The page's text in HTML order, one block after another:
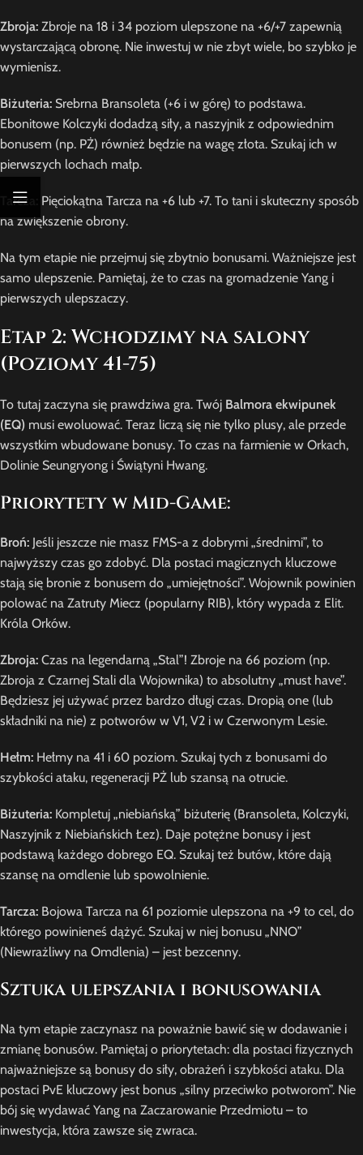
Zbroja: Zbroje na 18 i 34 poziom ulepszone na +6/+7 zapewnią
wystarczającą obronę. Nie inwestuj w nie zbyt wiele, bo szybko je
wymienisz.
Biżuteria: Srebrna Bransoleta (+6 i w górę) to podstawa.
Ebonitowe Kolczyki dodadzą siły, a naszyjnik z odpowiednim
bonusem (np. PŻ) również będzie na wagę złota. Szukaj ich w
pierwszych lochach małp.
Tarcza:
Pięciokątna Tarcza na +6 lub +7. To tani i skuteczny sposób
na zwiększenie obrony.
Na tym etapie nie przejmuj się zbytnio bonusami. Ważniejsze jest
samo ulepszenie. Pamiętaj, że to czas na gromadzenie Yang i
pierwszych ulepszaczy.
Etap 2: Wchodzimy na salony
(Poziomy 41-75)
To tutaj zaczyna się prawdziwa gra. Twój Balmora ekwipunek
(EQ) musi ewoluować. Teraz liczą się nie tylko plusy, ale przede
wszystkim wbudowane bonusy. To czas na farmienie w Orkach,
Dolinie Seungryong i Świątyni Hwang.
Priorytety w Mid-Game:
Broń: Jeśli jeszcze nie masz FMS-a z dobrymi „średnimi”, to
najwyższy czas go zdobyć. Dla postaci magicznych kluczowe
stają się bronie z bonusem do „umiejętności”. Wojownik powinien
polować na Zatruty Miecz (popularny RIB), który wypada z Elit.
Króla Orków.
Zbroja: Czas na legendarną „Stal”! Zbroje na 66 poziom (np.
Zbroja z Czarnej Stali dla Wojownika) to absolutny „must have”.
Będziesz jej używać przez bardzo długi czas. Dropią one (lub
składniki na nie) z potworów w V1, V2 i w Czerwonym Lesie.
Hełm: Hełmy na 41 i 60 poziom. Szukaj tych z bonusami do
szybkości ataku, regeneracji PŻ lub szansą na otrucie.
Biżuteria: Kompletuj „niebiańską” biżuterię (Bransoleta, Kolczyki,
Naszyjnik z Niebiańskich Łez). Daje potężne bonusy i jest
podstawą każdego dobrego EQ. Szukaj też butów, które dają
szansę na omdlenie lub spowolnienie.
Tarcza: Bojowa Tarcza na 61 poziomie ulepszona na +9 to cel, do
którego powinieneś dążyć. Szukaj w niej bonusu „NNO”
(Niewrażliwy na Omdlenia) – jest bezcenny.
Sztuka ulepszania i bonusowania
Na tym etapie zaczynasz na poważnie bawić się w dodawanie i
zmianę bonusów. Pamiętaj o priorytetach: dla postaci fizycznych
najważniejsze są bonusy do siły, obrażeń i szybkości ataku. Dla
postaci PvE kluczowy jest bonus „silny przeciwko potworom”. Nie
bój się wydawać Yang na Zaczarowanie Przedmiotu – to
inwestycja, która zawsze się zwraca.